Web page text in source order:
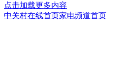
点击加载更多内容
中关村在线首页家电频道首页